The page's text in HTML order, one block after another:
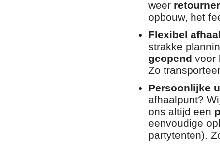
weer
opbouw, het
Flexibel
strakke
geopend voor
Zo
Persoonlijke
afhaalpunt?
ons altijd een
eenvoudige
partytenten).